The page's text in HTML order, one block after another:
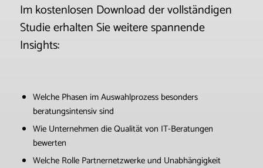
Im kostenlosen Download der vollständigen
Studie erhalten Sie weitere spannende
Insights:
Welche Phasen im Auswahlprozess besonders
beratungsintensiv sind
Wie Unternehmen die Qualität von IT-Beratungen
bewerten
Welche Rolle Partnernetzwerke und Unabhängigkeit